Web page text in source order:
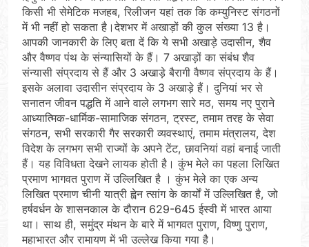
किसी भी सेमेटिक मजहब, रिलीजन यहां तक कि कम्युनिस्ट संगठनों
में भी नहीं हो सकता है।देशभर में अखाड़ों की कुल संख्या 13 है।
आपकी जानकारी के लिए बता दें कि ये सभी अखाड़े उदासीन, शैव
और वैष्णव पंथ के संन्यासियों के हैं। 7 अखाड़ों का संबंध शैव
संन्यासी संप्रदाय से हैं और 3 अखाड़े बैरागी वैष्णव संप्रदाय के हैं।
इसके अलावा उदासीन संप्रदाय के 3 अखाड़े हैं। दुनियां भर से
सनातन जीवन पद्धति में आने वाले लगभग सारे मठ, समय नए पुराने
आध्यात्मिक-धार्मिक-सामाजिक संगठन, ट्रस्ट, तमाम तरह के सेवा
संगठन, सभी सरकारी गैर सरकारी व्यवस्थाएं, तमाम मंत्रालय, देश
विदेश के लगभग सभी राज्यों के अपने टेंट, छावनियां वहां बनाई जाती
हैं। यह विविधता देखने लायक होती है। कुंभ मेले का पहला लिखित
प्रमाण भागवत पुराण में उल्लिखित है । कुंभ मेले का एक अन्य
लिखित प्रमाण चीनी यात्री ह्वेन त्सांग के कार्यों में उल्लिखित है, जो
हर्षवर्धन के शासनकाल के दौरान 629-645 ईस्वी में भारत आया
था। साथ ही, समुंद्र मंथन के बारे में भागवत पुराण, विष्णु पुराण,
महाभारत और रामायण में भी उल्लेख किया गया है।